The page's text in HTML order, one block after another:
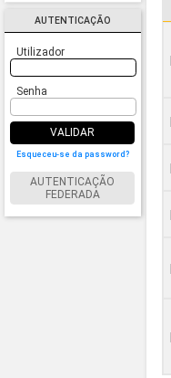
AUTENTICAÇÃO
Utilizador
Senha
VALIDAR
Esqueceu-se da password?
AUTENTICAÇÃO
FEDERADA